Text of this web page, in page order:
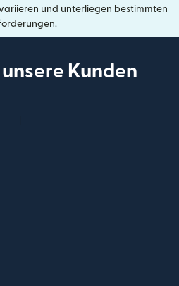
und unterliegen bestimmten
unsere Kunden